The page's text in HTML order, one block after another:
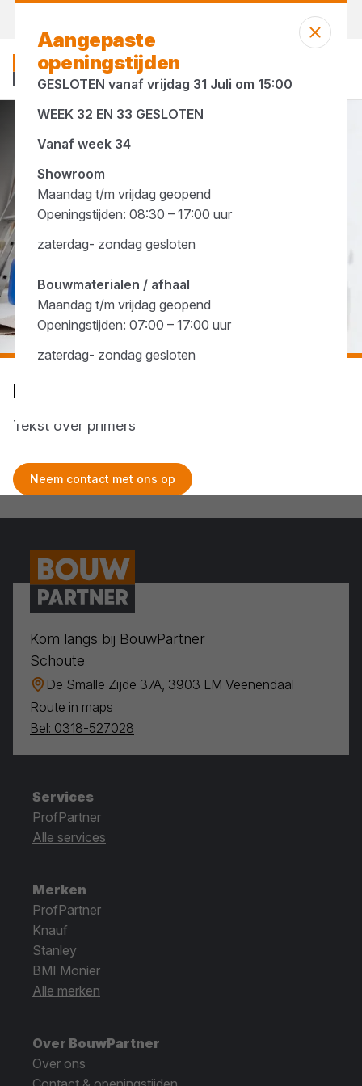
Primers
Tekst over primers
Neem contact met ons op
Aangepaste
openingstijden
GESLOTEN vanaf vrijdag 31 Juli om 15:00
WEEK 32 EN 33 GESLOTEN
Vanaf week 34
Showroom
Maandag t/m vrijdag geopend
Openingstijden: 08:30 – 17:00 uur
zaterdag- zondag gesloten
Bouwmaterialen / afhaal
Maandag t/m vrijdag geopend
Openingstijden: 07:00 – 17:00 uur
zaterdag- zondag gesloten
Kom langs bij BouwPartner
Schoute
De Smalle Zijde 37A, 3903 LM Veenendaal
Route in maps
Bel: 0318-527028
Services
ProfPartner
Alle services
Merken
ProfPartner
Knauf
Stanley
BMI Monier
Alle merken
Over BouwPartner
Over ons